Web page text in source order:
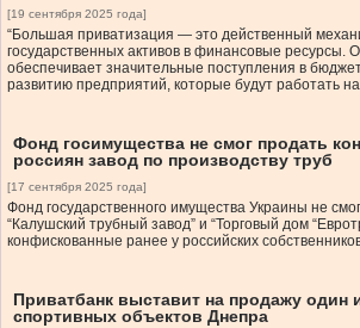
[19 сентября 2025 года]
“Большая приватизация — это действенный
государственных активов в финансовые ресурсы.
обеспечивает значительные поступления в
развитию предприятий, которые будут работать на
Фонд госимущества не смог продать
россиян завод по производству труб
[17 сентября 2025 года]
Фонд государственного имущества Украины не
“Калушский трубный завод” и “Торговый дом
конфискованные ранее у российских
Приватбанк выставит на продажу один
спортивных объектов Днепра